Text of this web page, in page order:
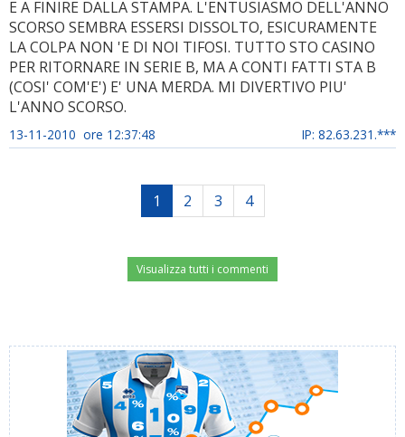
E A FINIRE DALLA STAMPA. L'ENTUSIASMO DELL'ANNO
SCORSO SEMBRA ESSERSI DISSOLTO, ESICURAMENTE
LA COLPA NON 'E DI NOI TIFOSI. TUTTO STO CASINO
PER RITORNARE IN SERIE B, MA A CONTI FATTI STA B
(COSI' COM'E') E' UNA MERDA. MI DIVERTIVO PIU'
L'ANNO SCORSO.
13-11-2010 ore 12:37:48 IP: 82.63.231.***
1 2 3 4
Visualizza tutti i commenti